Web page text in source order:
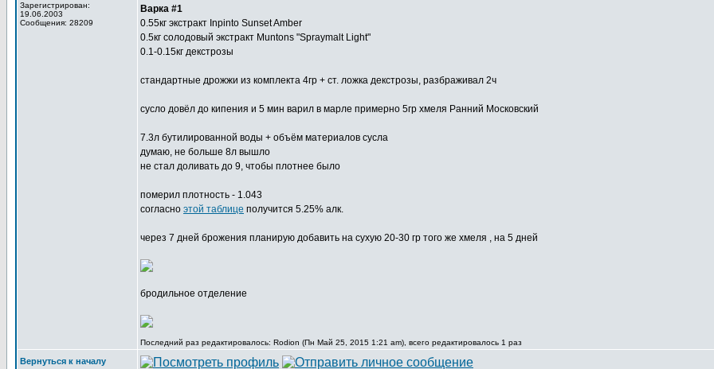
Зарегистрирован:
19.06.2003
Сообщения: 28209
Варка #1
0.55кг экстракт Inpinto Sunset Amber
0.5кг солодовый экстракт Muntons "Spraymalt Light"
0.1-0.15кг декстрозы
стандартные дрожжи из комплекта 4гр + ст. ложка декстрозы, разбраживал 2ч
сусло довёл до кипения и 5 мин варил в марле примерно 5гр хмеля Ранний Московский
7.3л бутилированной воды + объём материалов сусла
думаю, не больше 8л вышло
не стал доливать до 9, чтобы плотнее было
померил плотность - 1.043
согласно этой таблице получится 5.25% алк.
через 7 дней брожения планирую добавить на сухую 20-30 гр того же хмеля , на 5 дней
бродильное отделение
Последний раз редактировалось: Rodion (Пн Май 25, 2015 1:21 am), всего редактировалось 1 раз
Вернуться к началу